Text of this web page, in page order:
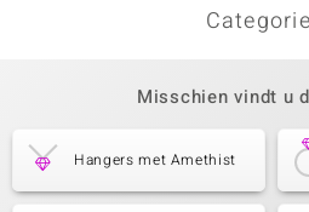
Misschien vindt u
Hangers met Amethist